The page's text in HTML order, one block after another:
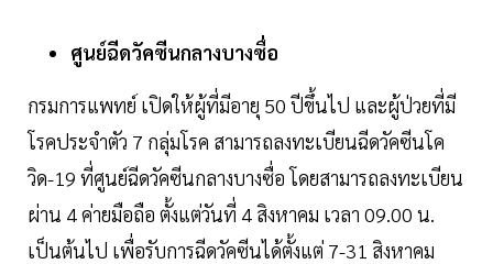
ศูนย์ฉีดวัคซีนกลางบางซื่อ
กรมการแพทย์ เปิดให้ผู้ที่มีอายุ 50 ปีขึ้นไป และผู้ป่วยที่มี
โรคประจำตัว 7 กลุ่มโรค สามารถลงทะเบียนฉีดวัคซีนโค
วิด-19 ที่ศูนย์ฉีดวัคซีนกลางบางซื่อ โดยสามารถลงทะเบียน
ผ่าน 4 ค่ายมือถือ ตั้งแต่วันที่ 4 สิงหาคม เวลา 09.00 น.
เป็นต้นไป เพื่อรับการฉีดวัคซีนได้ตั้งแต่ 7-31 สิงหาคม